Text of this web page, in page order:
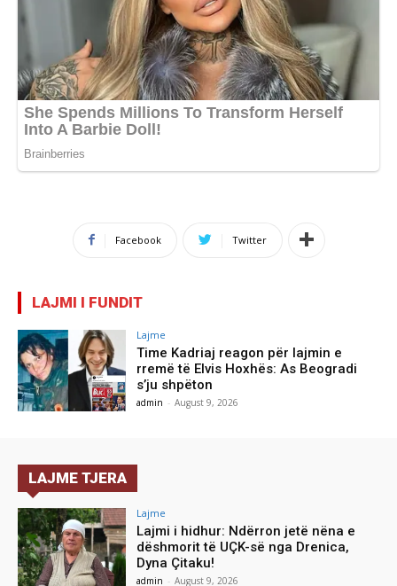
Facebook Twitter
LAJMI I FUNDIT
Lajme
Time Kadriaj reagon për lajmin e
rremë të Elvis Hoxhës: As Beogradi
s’ju shpëton
admin - August 9, 2026
LAJME TJERA
Lajme
Lajmi i hidhur: Ndërron jetë nëna e
dëshmorit të UÇK-së nga Drenica,
Dyna Çitaku!
admin - August 9, 2026